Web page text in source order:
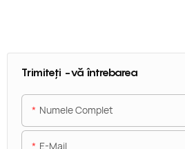
Trimiteți -vă întrebarea
Numele Complet
E-Mail